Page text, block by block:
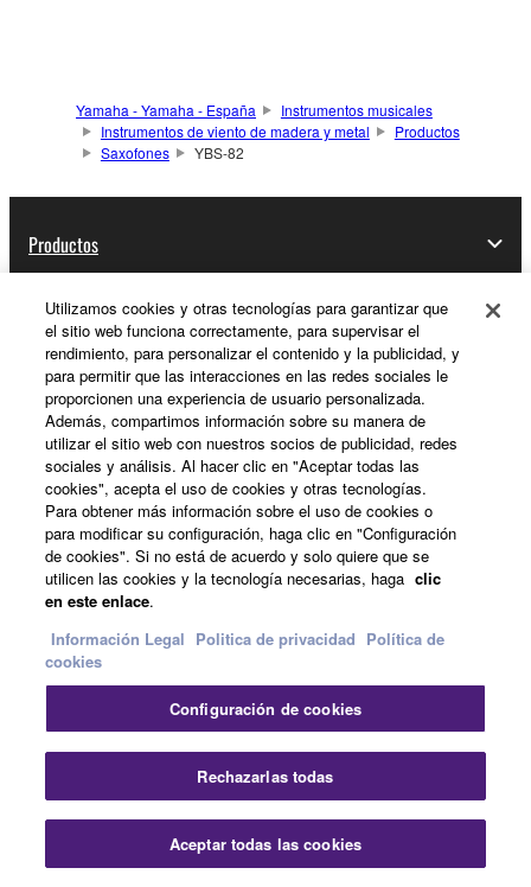
Yamaha - Yamaha - España
Instrumentos musicales
Instrumentos de viento de madera y metal
Productos
Saxofones
YBS-82
Productos
Educación Musical
Noticias
Artistas
Distribuidores
Soporte
Registro de Yamaha Music ID
Utilizamos cookies y otras tecnologías para garantizar que
el sitio web funciona correctamente, para supervisar el
rendimiento, para personalizar el contenido y la publicidad, y
para permitir que las interacciones en las redes sociales le
proporcionen una experiencia de usuario personalizada.
Además, compartimos información sobre su manera de
utilizar el sitio web con nuestros socios de publicidad, redes
sociales y análisis. Al hacer clic en "Aceptar todas las
cookies", acepta el uso de cookies y otras tecnologías.
Para obtener más información sobre el uso de cookies o
para modificar su configuración, haga clic en "Configuración
de cookies". Si no está de acuerdo y solo quiere que se
utilicen las cookies y la tecnología necesarias, haga clic
en este enlace.
Información Legal Politica de privacidad Política de
cookies
Configuración de cookies
Rechazarlas todas
Aceptar todas las cookies